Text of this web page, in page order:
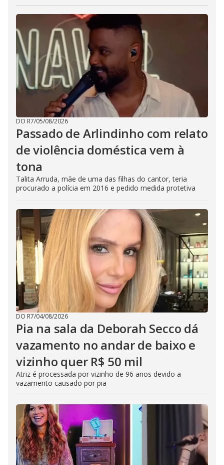
DO R7/05/08/2026
Passado de Arlindinho com relato
de violência doméstica vem à
tona
Talita Arruda, mãe de uma das filhas do cantor, teria
procurado a polícia em 2016 e pedido medida protetiva
DO R7/04/08/2026
Pia na sala da Deborah Secco dá
vazamento no andar de baixo e
vizinho quer R$ 50 mil
Atriz é processada por vizinho de 96 anos devido a
vazamento causado por pia